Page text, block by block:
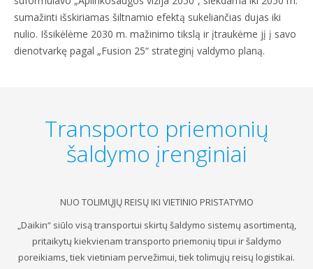
sumažinti išskiriamas šiltnamio efektą sukeliančias dujas iki
nulio. Išsikėlėme 2030 m. mažinimo tikslą ir įtraukėme jį į savo
dienotvarkę pagal „Fusion 25“ strateginį valdymo planą.
Transporto priemonių
šaldymo įrenginiai
NUO TOLIMŲJŲ REISŲ IKI VIETINIO PRISTATYMO
„Daikin“ siūlo visą transportui skirtų šaldymo sistemų asortimentą,
pritaikytų kiekvienam transporto priemonių tipui ir šaldymo
poreikiams, tiek vietiniam pervežimui, tiek tolimųjų reisų logistikai.